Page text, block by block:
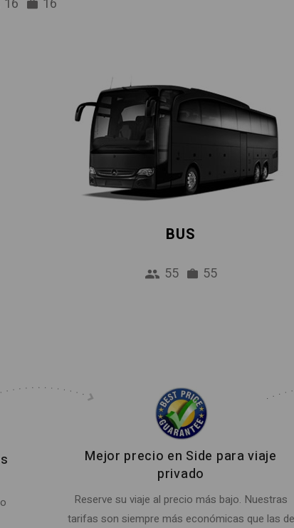
16 16
BUS
55 55
Mejor precio en Side para viaje
privado
Reserve su viaje al precio más bajo. Nuestras
tarifas son siempre más económicas que las de